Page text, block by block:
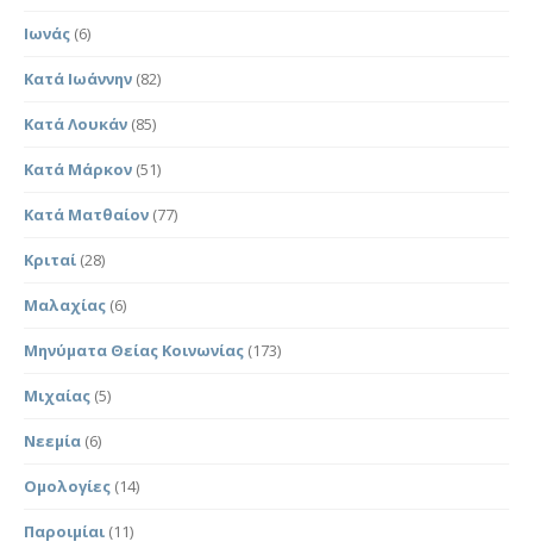
Ιωνάς (6)
Κατά Ιωάννην (82)
Κατά Λουκάν (85)
Κατά Μάρκον (51)
Κατά Ματθαίον (77)
Κριταί (28)
Μαλαχίας (6)
Μηνύματα Θείας Κοινωνίας (173)
Μιχαίας (5)
Νεεμία (6)
Ομολογίες (14)
Παροιμίαι (11)